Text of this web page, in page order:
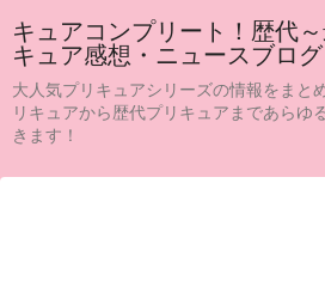
キュアコンプリート！歴代
キュア感想・ニュースブログ
大人気プリキュアシリーズの情報をまと
リキュアから歴代プリキュアまであらゆ
きます！